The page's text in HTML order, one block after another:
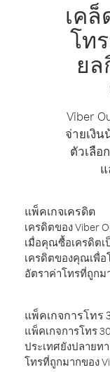
เค
โท
ยล
Viber
จ่ายเงิ
ตัวเลือ
แพ็คเกจเครดิต
เครดิตของ Viber
เมื่อคุณซื้อเครดิตเ
เครดิตของคุณเพื่อ
อัตราค่าโทรที่ถูกม
แพ็คเกจการโทร
แพ็คเกจการโทร
ประเทศยังปลายท
โทรที่ถูกมากของ